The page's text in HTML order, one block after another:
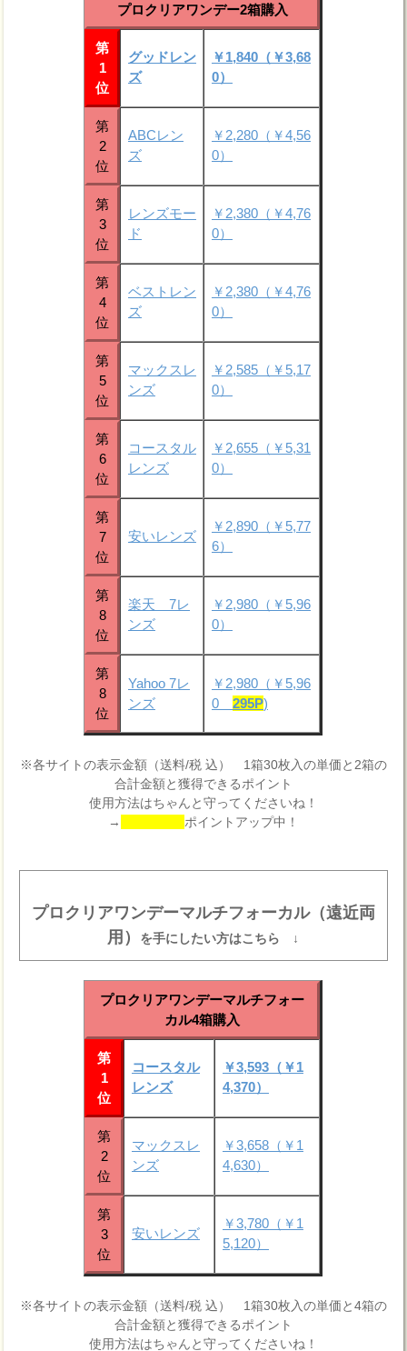
プロクリアワンデー2箱購入
第
1
位
グッドレン
ズ
￥1,840（￥3,68
0）
第
2
位
ABCレン
ズ
￥2,280（￥4,56
0）
第
3
位
レンズモー
ド
￥2,380（￥4,76
0）
第
4
位
ベストレン
ズ
￥2,380（￥4,76
0）
第
5
位
マックスレ
ンズ
￥2,585（￥5,17
0）
第
6
位
コースタル
レンズ
￥2,655（￥5,31
0）
第
7
位
安いレンズ
￥2,890（￥5,77
6）
第
8
位
楽天 7レ
ンズ
￥2,980（￥5,96
0）
第
8
位
Yahoo 7レ
ンズ
￥2,980（￥5,96
0 295P)
※各サイトの表示金額（送料/税 込） 1箱30枚入の単価と2箱の
合計金額と獲得できるポイント
使用方法はちゃんと守ってくださいね！
→
ポイントアップ中！
プロクリアワンデーマルチフォーカル（遠近両
用）
を手にしたい方はこちら ↓
プロクリアワンデーマルチフォー
カル4箱購入
第
1
位
コースタル
レンズ
￥3,593（￥1
4,370）
第
2
位
マックスレ
ンズ
￥3,658（￥1
4,630）
第
3
位
安いレンズ
￥3,780（￥1
5,120）
※各サイトの表示金額（送料/税 込） 1箱30枚入の単価と4箱の
合計金額と獲得できるポイント
使用方法はちゃんと守ってくださいね！